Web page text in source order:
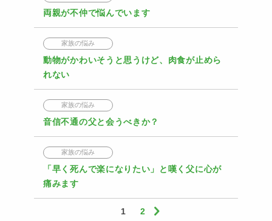
両親が不仲で悩んでいます
家族の悩み
動物がかわいそうと思うけど、肉食が止めら
れない
家族の悩み
音信不通の父と会うべきか？
家族の悩み
「早く死んで楽になりたい」と嘆く父に心が
痛みます
1 2